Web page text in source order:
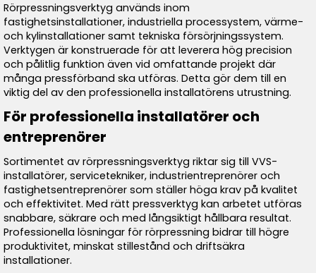
Rörpressningsverktyg används inom
fastighetsinstallationer, industriella processystem, värme-
och kylinstallationer samt tekniska försörjningssystem.
Verktygen är konstruerade för att leverera hög precision
och pålitlig funktion även vid omfattande projekt där
många pressförband ska utföras. Detta gör dem till en
viktig del av den professionella installatörens utrustning.
För professionella installatörer och
entreprenörer
Sortimentet av rörpressningsverktyg riktar sig till VVS-
installatörer, servicetekniker, industrientreprenörer och
fastighetsentreprenörer som ställer höga krav på kvalitet
och effektivitet. Med rätt pressverktyg kan arbetet utföras
snabbare, säkrare och med långsiktigt hållbara resultat.
Professionella lösningar för rörpressning bidrar till högre
produktivitet, minskat stillestånd och driftsäkra
installationer.